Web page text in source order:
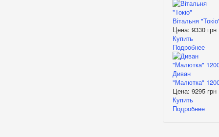
Вітальня
Цена: 9330 грн
Купить
Подробнее
Диван
"Малютка"
Цена: 9295 грн
Купить
Подробнее